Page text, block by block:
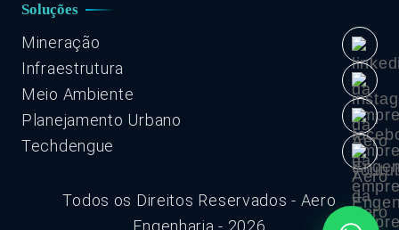
Soluções
Mineração
Infraestrutura
Meio Ambiente
Planejamento Urbano
Techdengue
Todos os Direitos Reservados - Aero
Engenharia - 2026